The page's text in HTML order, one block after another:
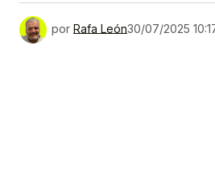
por Rafa León30/07/2025